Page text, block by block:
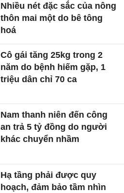
Nhiều nét đặc sắc của nông
thôn mai một do bê tông
hoá
Cô gái tăng 25kg trong 2
năm do bệnh hiếm gặp, 1
triệu dân chỉ 70 ca
Nam thanh niên đến công
an trả 5 tỷ đồng do người
khác chuyển nhầm
Hạ tầng phải được quy
hoạch, đảm bảo tầm nhìn